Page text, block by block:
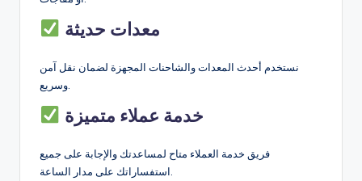
معدات حديثة
نستخدم أحدث المعدات والشاحنات المجهزة لضمان نقل آمن
خدمة عملاء متميزة
فريق خدمة العملاء متاح لمساعدتك والإجابة على جميع